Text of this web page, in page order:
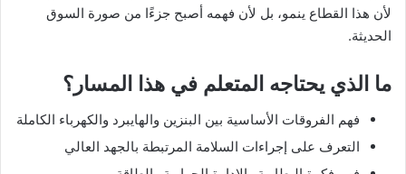
لأن هذا القطاع ينمو، بل لأن فهمه أصبح جزءًا من صورة السوق
الحديثة.
ما الذي يحتاجه المتعلم في هذا المسار؟
فهم الفروقات الأساسية بين البنزين والهايبرد والكهرباء الكاملة
التعرف على إجراءات السلامة المرتبطة بالجهد العالي